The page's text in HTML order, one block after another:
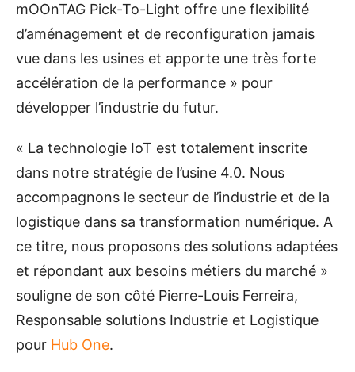
mOOnTAG Pick-To-Light offre une flexibilité
d’aménagement et de reconfiguration jamais
vue dans les usines et apporte une très forte
accélération de la performance » pour
développer l’industrie du futur.
« La technologie IoT est totalement inscrite
dans notre stratégie de l’usine 4.0. Nous
accompagnons le secteur de l’industrie et de la
logistique dans sa transformation numérique. A
ce titre, nous proposons des solutions adaptées
et répondant aux besoins métiers du marché »
souligne de son côté Pierre-Louis Ferreira,
Responsable solutions Industrie et Logistique
pour Hub One.